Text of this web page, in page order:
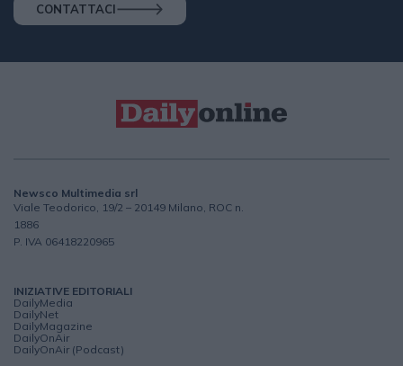
CONTATTACI
Newsco Multimedia srl
Viale Teodorico, 19/2 – 20149 Milano, ROC n.
1886
P. IVA 06418220965
INIZIATIVE EDITORIALI
DailyMedia
DailyNet
DailyMagazine
DailyOnAir
DailyOnAir (Podcast)